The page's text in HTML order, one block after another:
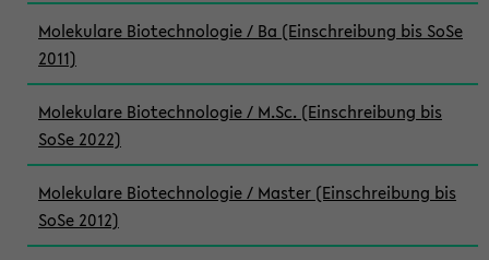
Molekulare Biotechnologie / Ba (Einschreibung bis SoSe
2011)
Molekulare Biotechnologie / M.Sc. (Einschreibung bis
SoSe 2022)
Molekulare Biotechnologie / Master (Einschreibung bis
SoSe 2012)